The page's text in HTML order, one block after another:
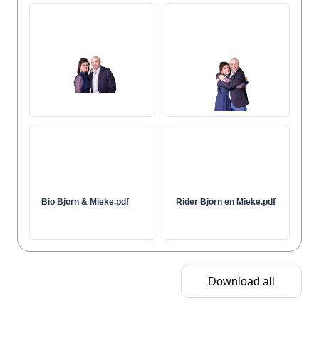
Bio Bjorn & Mieke.pdf Rider Bjorn en Mieke.pdf
Download all